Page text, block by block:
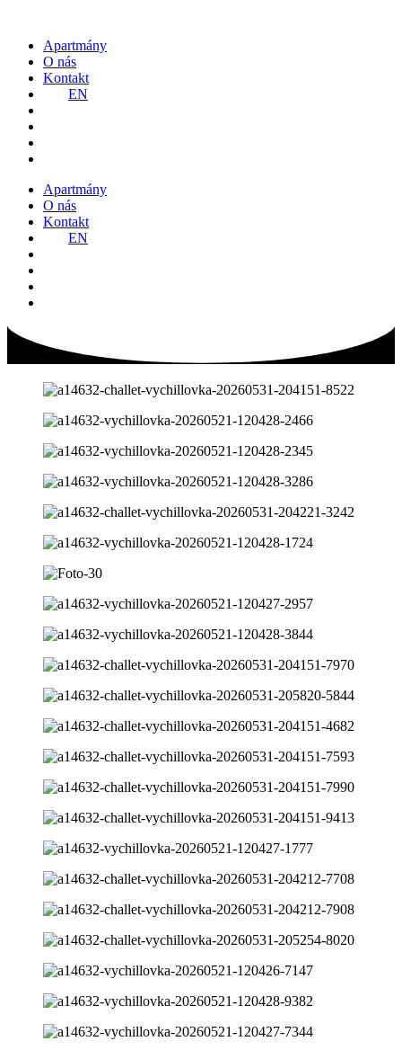
obsah
Apartmány
O nás
Kontakt
EN
Apartmány
O nás
Kontakt
EN